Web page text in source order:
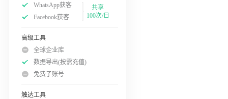
WhatsApp获客
Facebook获客
共享
100次/日
高级工具
全球企业库
数据导出(按需充值)
免费子账号
触达工具